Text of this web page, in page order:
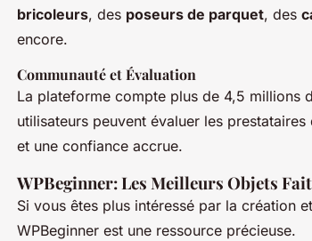
bricoleurs, des poseurs de parquet, des
encore.
Communauté et Évaluation
La plateforme compte plus de 4,5 millions
utilisateurs peuvent évaluer les
et une confiance accrue.
WPBeginner: Les Meilleurs Objets
Si vous êtes plus intéressé par la création
WPBeginner est une ressource précieuse.